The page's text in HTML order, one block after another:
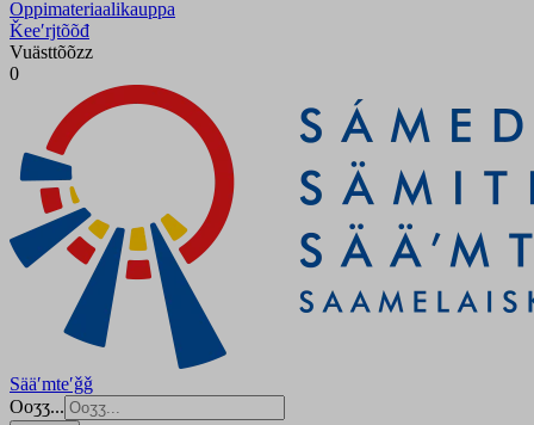
Oppimateriaalikauppa
Ǩeeʹrjtõõđ
Vuästtõõzz
0
Sääʹmteʹǧǧ
Ooʒʒ...